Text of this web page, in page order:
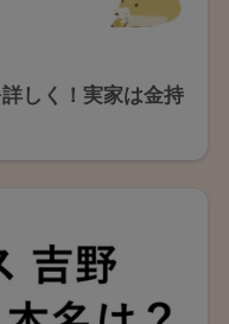
しく！実家は金持